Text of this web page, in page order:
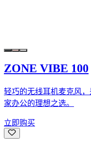
ZONE VIBE 100
轻巧的无线耳机麦克风
家办公的理想之选。
立即购买